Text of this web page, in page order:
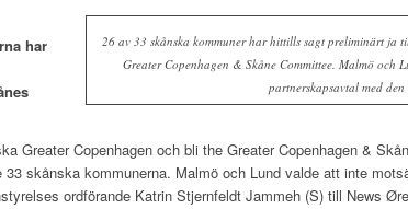
26 av 33 skånska kommuner har hittills sagt preliminärt ja
Greater Copenhagen & Skåne Committee. Malmö och
partnerskapsavtal med
har
Copenhagen och bli the Greater Copenhagen &
skånska kommunerna. Malmö och Lund valde att inte
ordförande Katrin Stjernfeldt Jammeh (S) till News